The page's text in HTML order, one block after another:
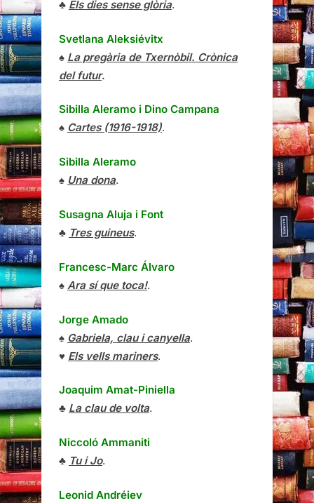
♣ Els dies sense glòria.
Svetlana Aleksiévitx
♠ La pregària de Txernòbil. Crònica
del futur.
Sibilla Aleramo i Dino Campana
♠ Cartes (1916-1918).
Sibilla Aleramo
♠ Una dona.
Susagna Aluja i Font
♣ Tres guineus.
Francesc-Marc Álvaro
♠ Ara sí que toca!.
Jorge Amado
♠ Gabriela, clau i canyella.
♥ Els vells mariners.
Joaquim Amat-Piniella
♣ La clau de volta.
Niccoló Ammaniti
♣ Tu i Jo.
Leonid Andréiev